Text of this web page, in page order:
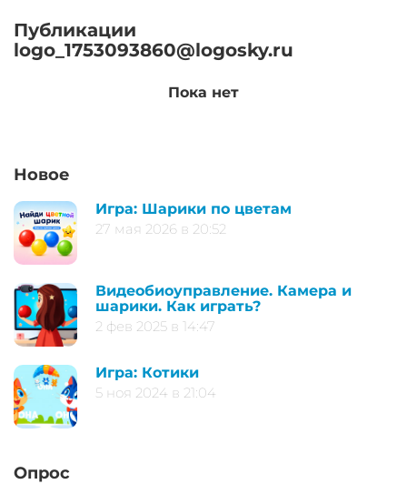
Публикации
logo_1753093860@logosky.ru
Пока нет
Новое
Игра: Шарики по цветам
27 мая 2026 в 20:52
Видеобиоуправление. Камера и
шарики. Как играть?
2 фев 2025 в 14:47
Игра: Котики
5 ноя 2024 в 21:04
Опрос